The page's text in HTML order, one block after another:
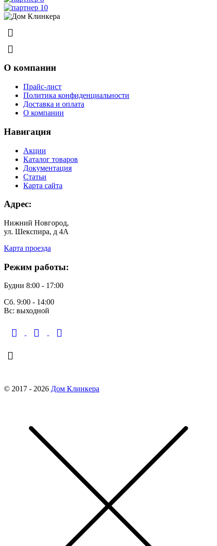
О компании
Прайс-лист
Политика конфиденциальности
Доставка и оплата
О компании
Навигация
Акции
Каталог товаров
Документация
Статьи
Карта сайта
Адрес:
Нижний Новгород,
ул. Шекспира, д 4А
Карта проезда
Режим работы:
Будни 8:00 - 17:00
Сб. 9:00 - 14:00
Вс: выходной
© 2017 - 2026 Дом Клинкера